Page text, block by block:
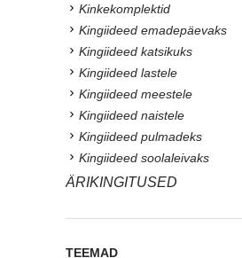
Kinkekomplektid
Kingiideed emadepäevaks
Kingiideed katsikuks
Kingiideed lastele
Kingiideed meestele
Kingiideed naistele
Kingiideed pulmadeks
Kingiideed soolaleivaks
ÄRIKINGITUSED
TEEMAD